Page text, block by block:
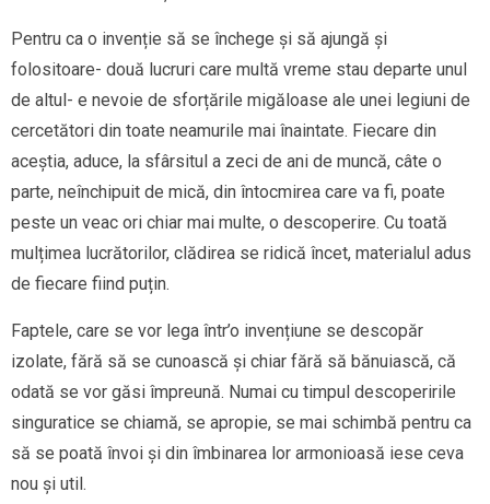
Pentru ca o invenție să se închege și să ajungă și
folositoare- două lucruri care multă vreme stau departe unul
de altul- e nevoie de sforțările migăloase ale unei legiuni de
cercetători din toate neamurile mai înaintate. Fiecare din
aceștia, aduce, la sfârsitul a zeci de ani de muncă, câte o
parte, neînchipuit de mică, din întocmirea care va fi, poate
peste un veac ori chiar mai multe, o descoperire. Cu toată
mulțimea lucrătorilor, clădirea se ridică încet, materialul adus
de fiecare fiind puțin.
Faptele, care se vor lega într’o invențiune se descopăr
izolate, fără să se cunoască și chiar fără să bănuiască, că
odată se vor găsi împreună. Numai cu timpul descoperirile
singuratice se chiamă, se apropie, se mai schimbă pentru ca
să se poată învoi și din îmbinarea lor armonioasă iese ceva
nou și util.